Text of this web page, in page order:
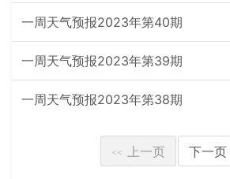
一周天气预报2023年第40期
一周天气预报2023年第39期
一周天气预报2023年第38期
<< 上一页 下一页